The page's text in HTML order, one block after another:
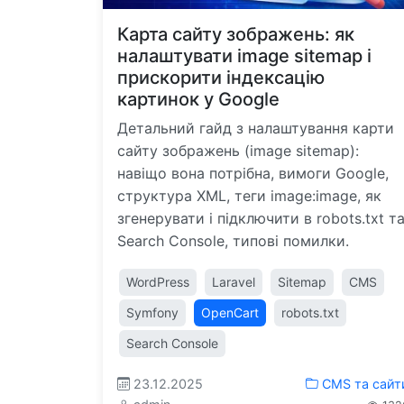
Карта сайту зображень: як
налаштувати image sitemap і
прискорити індексацію
картинок у Google
Детальний гайд з налаштування карти
сайту зображень (image sitemap):
навіщо вона потрібна, вимоги Google,
структура XML, теги image:image, як
згенерувати і підключити в robots.txt та
Search Console, типові помилки.
WordPress Laravel Sitemap
CMS
Symfony
OpenCart
robots.txt
Search Console
23.12.2025
CMS та